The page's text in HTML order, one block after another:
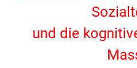
und die